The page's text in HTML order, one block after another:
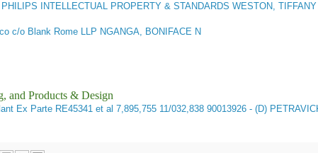
PHILIPS INTELLECTUAL PROPERTY & STANDARDS WESTON,
c/o Blank Rome LLP NGANGA, BONIFACE N
and Products & Design
Ex Parte RE45341 et al 7,895,755 11/032,838 90013926 - (D)